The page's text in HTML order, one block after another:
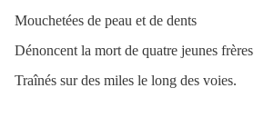
Mouchetées de peau et de dents
Dénoncent la mort de quatre jeunes frères
Traînés sur des miles le long des voies.